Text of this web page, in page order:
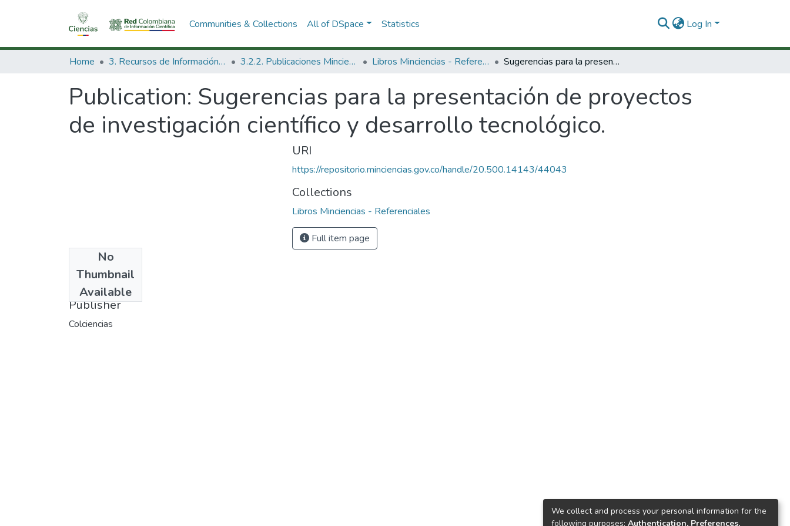
Communities & Collections All of DSpace Statistics Log In
Home 3. Recursos de Información Científica y Tecnológica 3.2.2. Publicaciones Minciencias Libros Minciencias - Referenciales Sugerencias para la presentación de proyectos de investigación científico y desarrollo tecnológico.
Publication: Sugerencias para la presentación de proyectos
de investigación científico y desarrollo tecnológico.
No
Thumbnail
Available
1993
Publisher
Colciencias
URI
https://repositorio.minciencias.gov.co/handle/20.500.14143/44043
Collections
Libros Minciencias - Referenciales
Full item page
We collect and process your personal information for the
following purposes: Authentication, Preferences,